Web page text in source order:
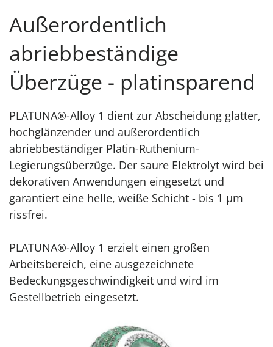
Außerordentlich
abriebbeständige
Überzüge - platinsparend
PLATUNA®-Alloy 1 dient zur Abscheidung glatter,
hochglänzender und außerordentlich
abriebbeständiger Platin-Ruthenium-
Legierungsüberzüge. Der saure Elektrolyt wird bei
dekorativen Anwendungen eingesetzt und
garantiert eine helle, weiße Schicht - bis 1 μm
rissfrei.
PLATUNA®-Alloy 1 erzielt einen großen
Arbeitsbereich, eine ausgezeichnete
Bedeckungsgeschwindigkeit und wird im
Gestellbetrieb eingesetzt.